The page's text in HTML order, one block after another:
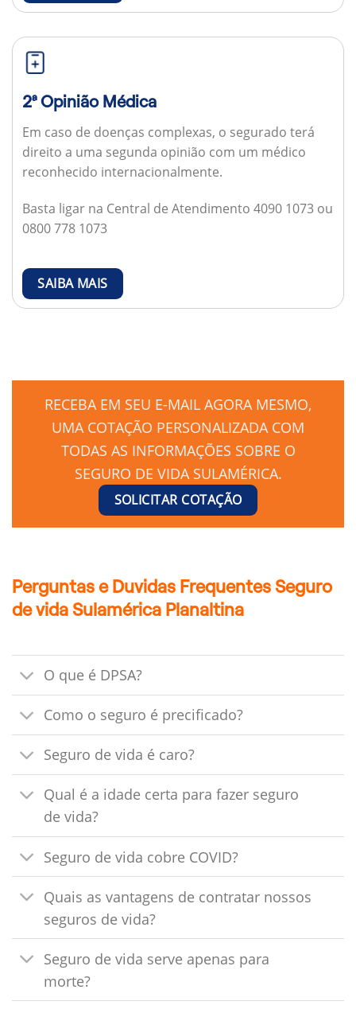
2ª Opinião Médica
Em caso de doenças complexas, o segurado terá
direito a uma segunda opinião com um médico
reconhecido internacionalmente.
Basta ligar na Central de Atendimento 4090 1073 ou
0800 778 1073
SAIBA MAIS
RECEBA EM SEU E-MAIL AGORA MESMO,
UMA COTAÇÃO PERSONALIZADA COM
TODAS AS INFORMAÇÕES SOBRE O
SEGURO DE VIDA SULAMÉRICA.
SOLICITAR COTAÇÃO
Perguntas e Duvidas Frequentes Seguro
de vida Sulamérica Planaltina
O que é DPSA?
Como o seguro é precificado?
Seguro de vida é caro?
Qual é a idade certa para fazer seguro
de vida?
Seguro de vida cobre COVID?
Quais as vantagens de contratar nossos
seguros de vida?
Seguro de vida serve apenas para
morte?